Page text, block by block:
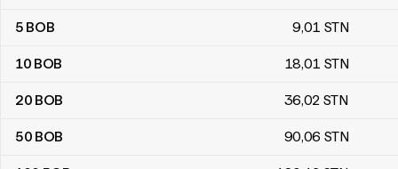
5 BOB 9,01 STN
10 BOB 18,01 STN
20 BOB 36,02 STN
50 BOB 90,06 STN